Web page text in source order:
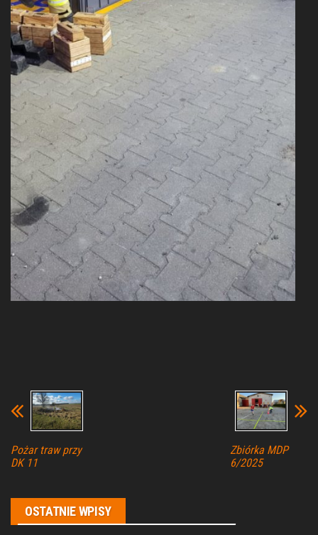
Pożar traw przy
DK 11
Zbiórka MDP
6/2025
OSTATNIE WPISY